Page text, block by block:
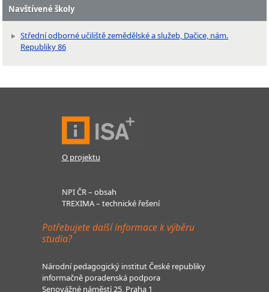
Navštívené školy
Střední odborné učiliště zemědělské a služeb, Dačice, nám.
Republiky 86
O projektu
NPI ČR – obsah
TREXIMA – technické řešení
Potřebujete další informace k výběru
studia?
Národní pedagogický institut České republiky
informačně poradenská podpora
Senovážné náměstí 25, Praha 1